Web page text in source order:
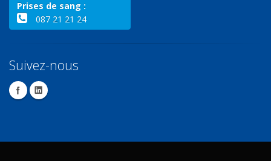
Prises de sang :
087 21 21 24
Suivez-nous